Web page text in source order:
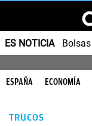
ES NOTICIA
ESPAÑA ECONOMÍA
TRUCOS